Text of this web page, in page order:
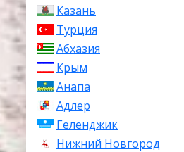
Казань
Турция
Абхазия
Крым
Анапа
Адлер
Геленджик
Нижний Новгород